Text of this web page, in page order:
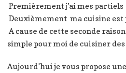
Premièrement j’ai mes partiels
Deuxièmement ma cuisine est
A cause de cette seconde raison
simple pour moi de cuisiner
Aujourd’hui je vous propose